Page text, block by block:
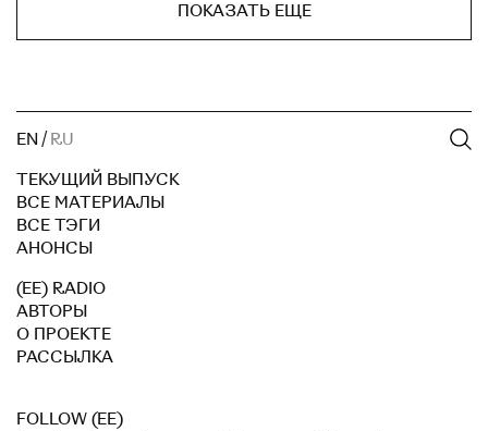
ПОКАЗАТЬ ЕЩЕ
EN / RU
ТЕКУЩИЙ ВЫПУСК
ВСЕ МАТЕРИАЛЫ
ВСЕ ТЭГИ
АНОНСЫ
(EE) RADIO
АВТОРЫ
О ПРОЕКТЕ
РАССЫЛКА
FOLLOW (EE)